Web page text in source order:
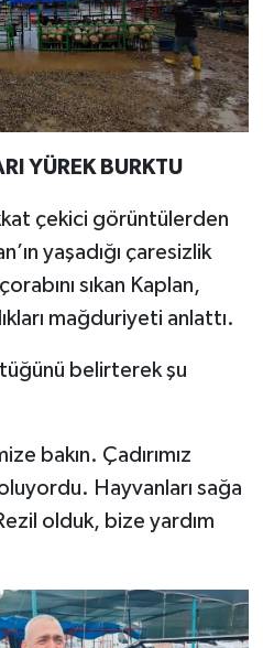
YÜREK BURKTU
çekici görüntülerden
yaşadığı çaresizlik
sıkan Kaplan,
mağduriyeti anlattı.
belirterek şu
bakın. Çadırımız
oluyordu. Hayvanları sağa
olduk, bize yardım